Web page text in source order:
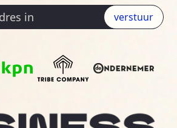
verstuur